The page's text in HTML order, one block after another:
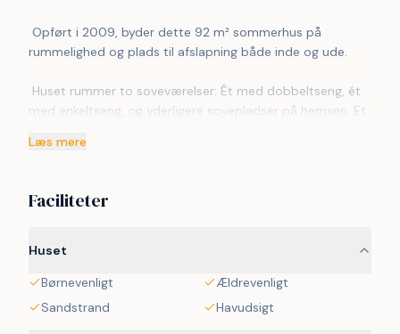
rummelighed og plads til afslapning både inde og ude.
med enkeltseng, og yderligere sovepladser på hemsen. Et
varmluftovn, mikrobølgeovn og opvaskemaskine gør
For bekvemmeligheden er der vaskemaskine,
badeværelse med bruseniche, toilet og den luksuriøse
Udenfor venter en 20 m² terrasse på selskab, mens bilen
Læs mere
Faciliteter
Huset
Børnevenligt
Ældrevenligt
Sandstrand
Havudsigt